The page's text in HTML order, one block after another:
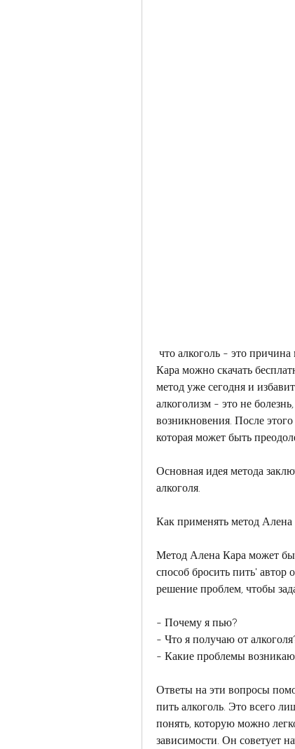
Кара можно скачать
метод уже сегодня и
алкоголизм - это не
возникновения. После
которая может быть
Основная идея метода
алкоголя.
Как применять метод Алена
Метод Алена Кара может
способ бросить пить' автор
решение проблем, чтобы
- Почему я пью?
- Что я получаю от
- Какие проблемы
Ответы на эти вопросы
пить алкоголь. Это всего
понять, которую можно
зависимости. Он советует